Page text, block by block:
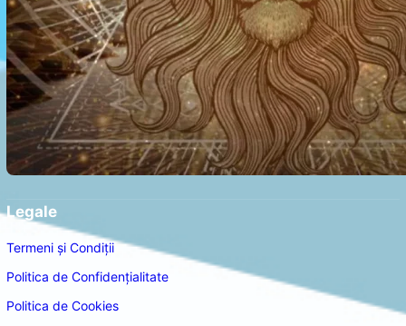
Legale
Termeni și Condiții
Politica de Confidențialitate
Politica de Cookies